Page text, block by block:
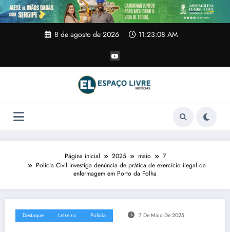
Pular
para
o
8 de agosto de 2026 11:23:09 AM
Página inicial 2025 maio
7
Polícia Civil investiga denúncia de prática de exercício ilegal da
enfermagem em Porto da Folha
Destaque Letreiro Policia 7 De Maio De 2025